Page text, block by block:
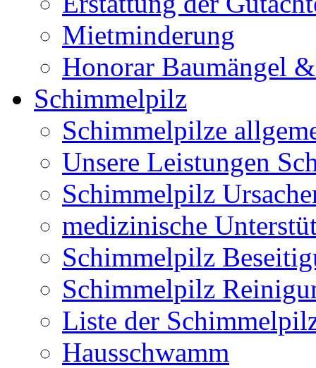
Mietminderung
Honorar Baumängel
Schimmelpilz
Schimmelpilze
Unsere Leistungen
Schimmelpilz
medizinische
Schimmelpilz
Schimmelpilz
Liste der
Hausschwamm